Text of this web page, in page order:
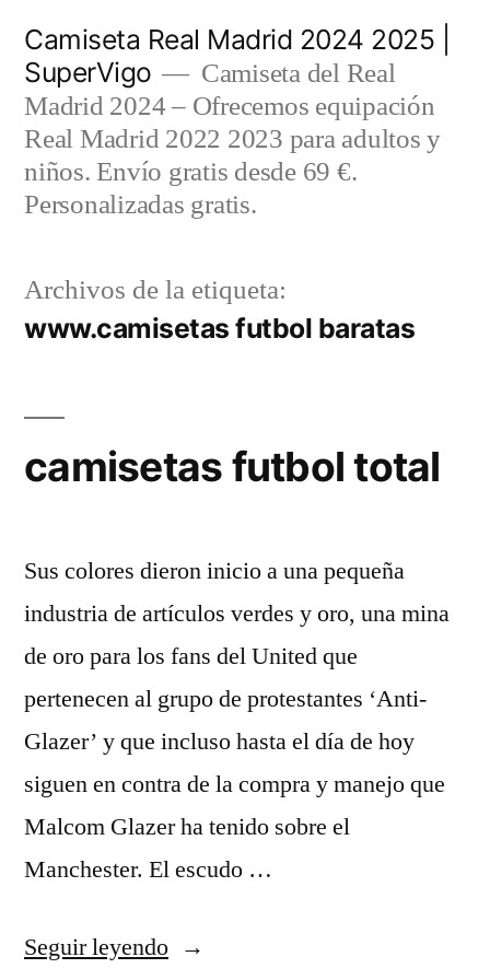
contenido
Camiseta Real Madrid 2024 2025 |
SuperVigo
Camiseta del Real
Madrid 2024 – Ofrecemos equipación
Real Madrid 2022 2023 para adultos y
niños. Envío gratis desde 69 €.
Personalizadas gratis.
Archivos de la etiqueta:
www.camisetas futbol baratas
camisetas futbol total
Sus colores dieron inicio a una pequeña
industria de artículos verdes y oro, una mina
de oro para los fans del United que
pertenecen al grupo de protestantes ‘Anti-
Glazer’ y que incluso hasta el día de hoy
siguen en contra de la compra y manejo que
Malcom Glazer ha tenido sobre el
Manchester. El escudo …
Seguir leyendo«camisetas